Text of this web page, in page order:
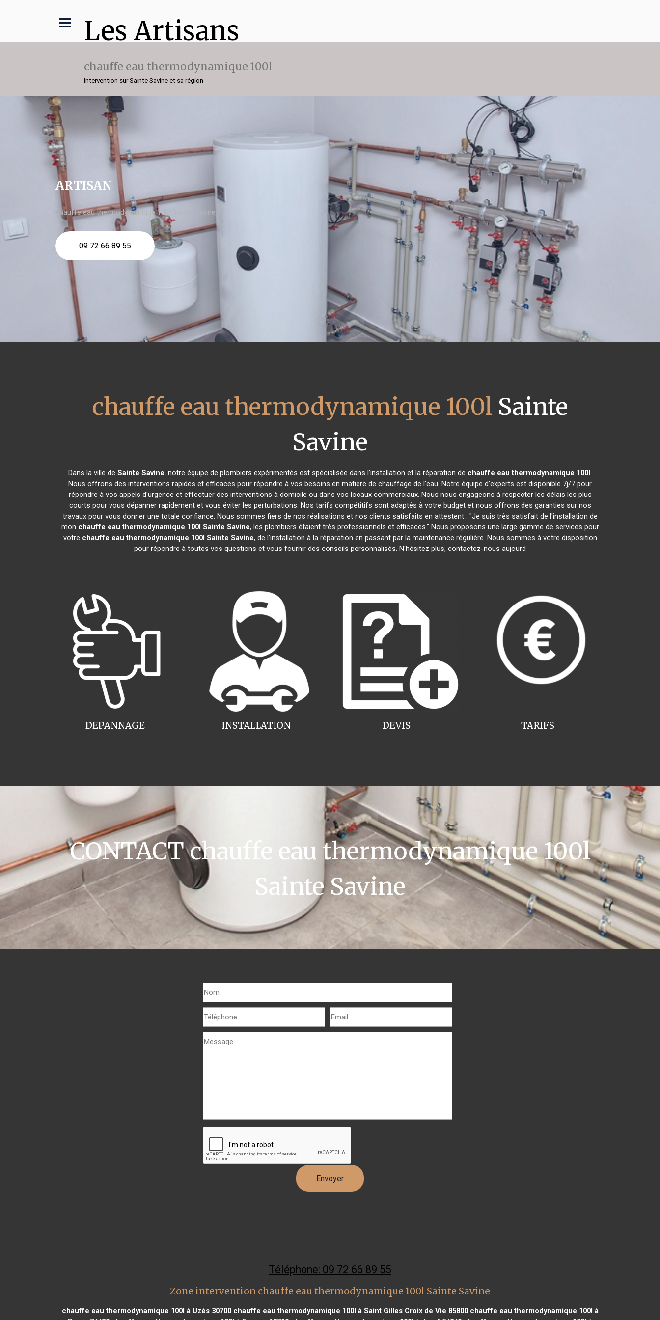
Les Artisans
chauffe eau thermodynamique 100l
Intervention sur Sainte Savine et sa région
ARTISAN
chauffe eau thermodynamique 100l Sainte Savine
09 72 66 89 55
chauffe eau thermodynamique 100l Sainte
Savine
Dans la ville de Sainte Savine, notre équipe de plombiers expérimentés est spécialisée dans l'installation et la réparation de chauffe eau thermodynamique 100l.
Nous offrons des interventions rapides et efficaces pour répondre à vos besoins en matière de chauffage de l'eau. Notre équipe d'experts est disponible 7j/7 pour
répondre à vos appels d'urgence et effectuer des interventions à domicile ou dans vos locaux commerciaux. Nous nous engageons à respecter les délais les plus
courts pour vous dépanner rapidement et vous éviter les perturbations. Nos tarifs compétitifs sont adaptés à votre budget et nous offrons des garanties sur nos
travaux pour vous donner une totale confiance. Nous sommes fiers de nos réalisations et nos clients satisfaits en attestent : "Je suis très satisfait de l'installation de
mon chauffe eau thermodynamique 100l Sainte Savine, les plombiers étaient très professionnels et efficaces." Nous proposons une large gamme de services pour
votre chauffe eau thermodynamique 100l Sainte Savine, de l'installation à la réparation en passant par la maintenance régulière. Nous sommes à votre disposition
pour répondre à toutes vos questions et vous fournir des conseils personnalisés. N'hésitez plus, contactez-nous aujourd
INSTALLATION
DEPANNAGE TARIFS
DEVIS
CONTACT chauffe eau thermodynamique 100l
Sainte Savine
Téléphone: 09 72 66 89 55
Zone intervention chauffe eau thermodynamique 100l Sainte Savine
chauffe eau thermodynamique 100l à Uzès 30700chauffe eau thermodynamique 100l à Saint Gilles Croix de Vie 85800chauffe eau thermodynamique 100l à